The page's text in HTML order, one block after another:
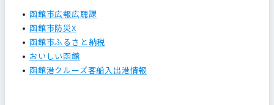
函館市広報広聴課
函館市防災X
函館市ふるさと納税
おいしい函館
函館港クルーズ客船入出港情報